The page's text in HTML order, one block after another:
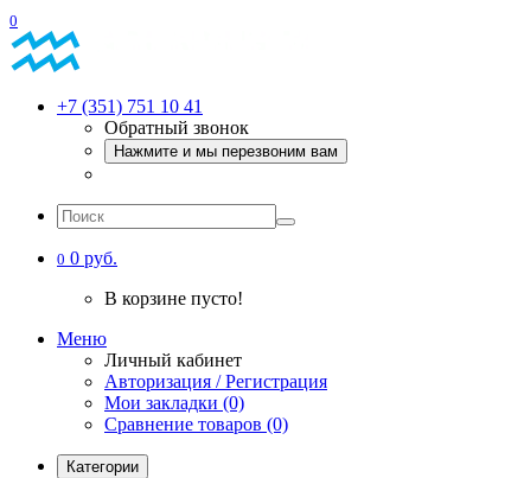
0
+7 (351) 751 10 41
Обратный звонок
Нажмите и мы перезвоним вам
0 0 руб.
В корзине пусто!
Меню
Личный кабинет
Авторизация / Регистрация
Мои закладки (0)
Сравнение товаров (0)
Категории